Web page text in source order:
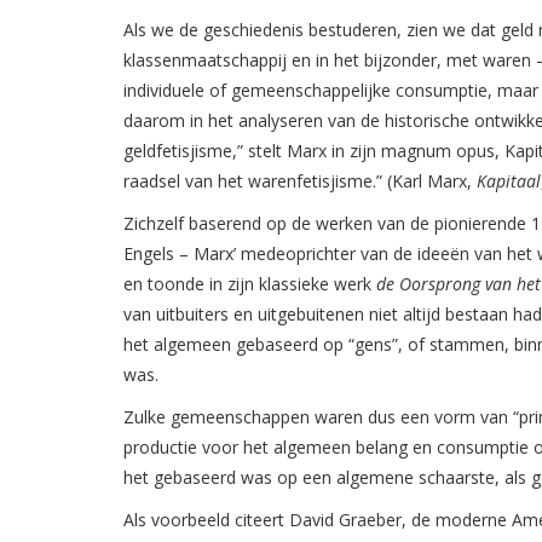
Als we de geschiedenis bestuderen, zien we dat
klassenmaatschappij en in het bijzonder, met
individuele of gemeenschappelijke consumptie,
daarom in het analyseren van de historische
geldfetisjisme,” stelt Marx in zijn magnum opus,
raadsel van het warenfetisjisme.” (Karl Marx, Kapitaal
Zichzelf baserend op de werken van de pionierende
Engels – Marx’ medeoprichter van de ideeën van
en toonde in zijn klassieke werk de Oorsprong van
van uitbuiters en uitgebuitenen niet altijd bestaan
het algemeen gebaseerd op “gens”, of stammen,
was.
Zulke gemeenschappen waren dus een vorm van
productie voor het algemeen belang en consumptie
het gebaseerd was op een algemene schaarste, als
Als voorbeeld citeert David Graeber, de moderne